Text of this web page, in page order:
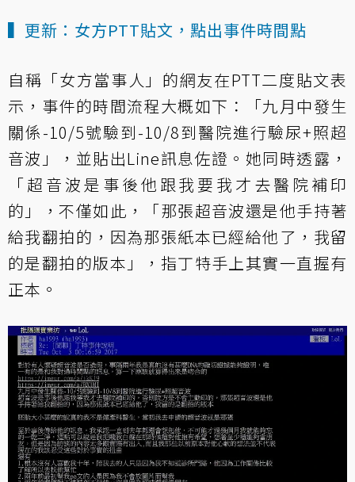
▍更新：女方PTT貼文，點出事件時間點
自稱「女方當事人」的網友在PTT二度貼文表
示，事件的時間流程大概如下：「九月中發生
關係-10/5號驗到-10/8到醫院進行驗尿+照超
音波」，並貼出Line訊息佐證。她同時透露，
「超音波是事後他跟我要我才去醫院補印
的」，不僅如此，「那張超音波還是他手持著
給我翻拍的，因為那張紙本已經給他了，我留
的是翻拍的版本」，指丁特手上其實一直握有
正本。